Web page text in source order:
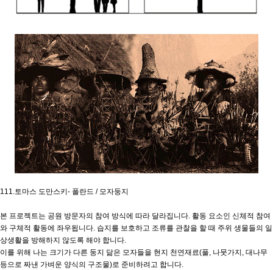
111.토마스 도만스키- 폴란드 / 모자둥지
본 프로젝트는 공원 방문자의 참여 방식에 따라 달라집니다. 활동 요소인 신체적 참여
와 구체적 활동에 좌우됩니다. 습지를 보호하고 조류를 관찰을 할 때 주위 생물들의 일
상생활을 방해하지 않도록 해야 합니다.
이를 위해 나는 크기가 다른 둥지 닮은 모자들을 현지 천연재료(풀, 나뭇가지, 대나무
등으로 짜낸 가벼운 양식의 구조물)로 준비하려고 합니다.